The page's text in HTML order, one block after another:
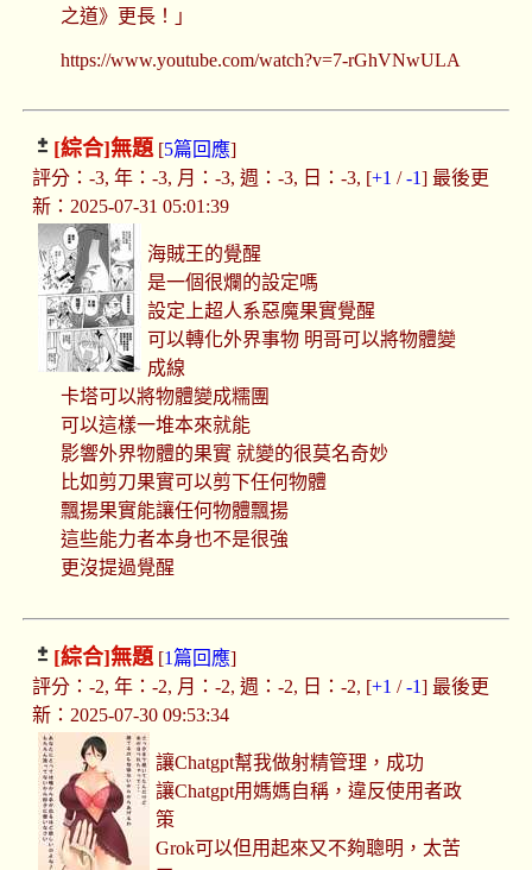
之道》更長！」
https://www.youtube.com/watch?v=7-rGhVNwULA
[綜合]無題[5篇回應]
評分：-3, 年：-3, 月：-3, 週：-3, 日：-3, [+1 /-1] 最後更
新：2025-07-31 05:01:39
海賊王的覺醒
是一個很爛的設定嗎
設定上超人系惡魔果實覺醒
可以轉化外界事物 明哥可以將物體變
成線
卡塔可以將物體變成糯團
可以這樣一堆本來就能
影響外界物體的果實 就變的很莫名奇妙
比如剪刀果實可以剪下任何物體
飄揚果實能讓任何物體飄揚
這些能力者本身也不是很強
更沒提過覺醒
[綜合]無題[1篇回應]
評分：-2, 年：-2, 月：-2, 週：-2, 日：-2, [+1 /-1] 最後更
新：2025-07-30 09:53:34
讓Chatgpt幫我做射精管理，成功
讓Chatgpt用媽媽自稱，違反使用者政
策
Grok可以但用起來又不夠聰明，太苦